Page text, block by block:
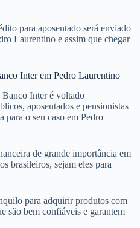
para aposentado será enviado
Laurentino e assim que chegar
Inter em Pedro Laurentino
Inter é voltado
aposentados e pensionistas
para o seu caso em Pedro
de grande importância em
brasileiros, sejam eles para
para adquirir produtos com
são bem confiáveis e garantem